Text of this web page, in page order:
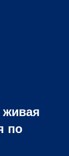
живая
по